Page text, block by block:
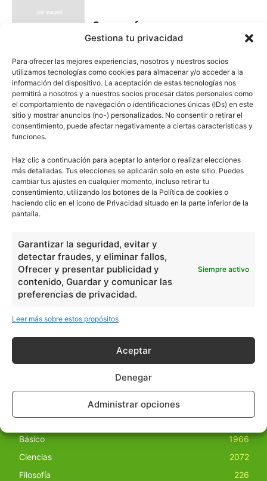
Gestiona tu privacidad
Para ofrecer las mejores experiencias, nosotros y nuestros socios
utilizamos tecnologías como cookies para almacenar y/o acceder a la
información del dispositivo. La aceptación de estas tecnologías nos
permitirá a nosotros y a nuestros socios procesar datos personales como
el comportamiento de navegación o identificaciones únicas (IDs) en este
sitio y mostrar anuncios (no-) personalizados. No consentir o retirar el
consentimiento, puede afectar negativamente a ciertas características y
funciones.
Haz clic a continuación para aceptar lo anterior o realizar elecciones
más detalladas. Tus elecciones se aplicarán solo en este sitio. Puedes
cambiar tus ajustes en cualquier momento, incluso retirar tu
consentimiento, utilizando los botones de la Política de cookies o
haciendo clic en el icono de Privacidad situado en la parte inferior de la
pantalla.
Garantizar la seguridad, evitar y
detectar fraudes, y eliminar fallos,
Ofrecer y presentar publicidad y
contenido, Guardar y comunicar las
preferencias de privacidad.
Siempre activo
Leer más sobre estos propósitos
Aceptar
Denegar
Administrar opciones
Guayana francesa
Uruguay
1 2
escuelapedia
Nuestros articulos son redactados y publicados bajo
obras derivadas de todos los contenidos disponibles en
Básico
1966
Ciencias
2072
Filosofía
226